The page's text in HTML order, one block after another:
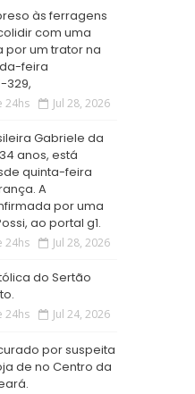
às ferragens
com uma
um trator na
feira
329,
24hs Jul 28, 2026
Gabriele da
anos, está
quinta-feira
A
por uma
ao portal g1.
24hs Jul 28, 2026
do Sertão
24hs Jul 24, 2026
por suspeita
de no Centro da